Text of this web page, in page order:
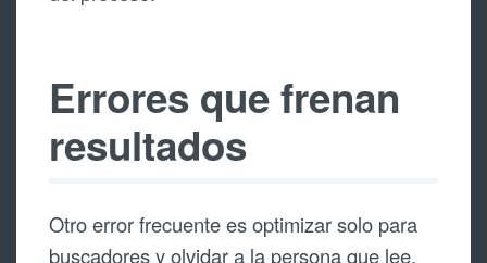
Errores que frenan
resultados
Otro error frecuente es optimizar solo para
buscadores y olvidar a la persona que lee.